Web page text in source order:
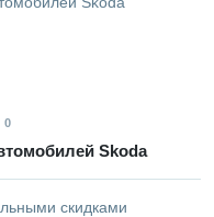
0
Skoda